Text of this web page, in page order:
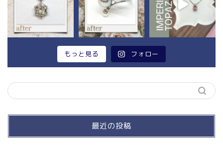
もっと見る フォロー
最近の投稿